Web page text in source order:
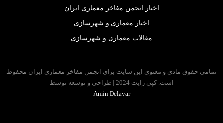
اخبار انجمن مفاخر معماری ایران
اخبار معماری و شهرسازی
مقالات معماری و شهرسازی
حقوق مادی و معنوی این سایت برای انجمن مفاخر معماری ایران محفوظ
است. کپی رایت 2024 | طراحی و توسعه توسط
Amin Delavar